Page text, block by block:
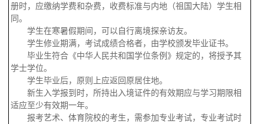
册时，应缴纳学费和杂费，收费标准与内地（祖国大陆）学生相
同。
学生在寒暑假期间，可以自行离境探亲访友。
学生修业期满，考试成绩合格者，由学校颁发毕业证书。
毕业生符合《中华人民共和国学位条例》规定的，将授予其
学士学位。
学生毕业后，原则上应返回原居住地。
新生入学报到时，所持出入境证件的有效期应与学习期限相
适应至少有效期一年。
报考艺术、体育院校的考生，需参加专业考试，专业考试时